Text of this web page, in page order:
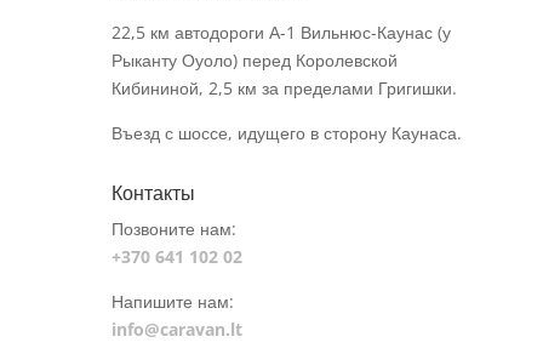
22,5 км автодороги А-1 Вильнюс-Каунас (у
Рыканту Оуоло) перед Королевской
Кибининой, 2,5 км за пределами Григишки.
Въезд с шоссе, идущего в сторону Каунаса.
Контакты
Позвоните нам:
+370 641 102 02
Напишите нам:
info@caravan.lt